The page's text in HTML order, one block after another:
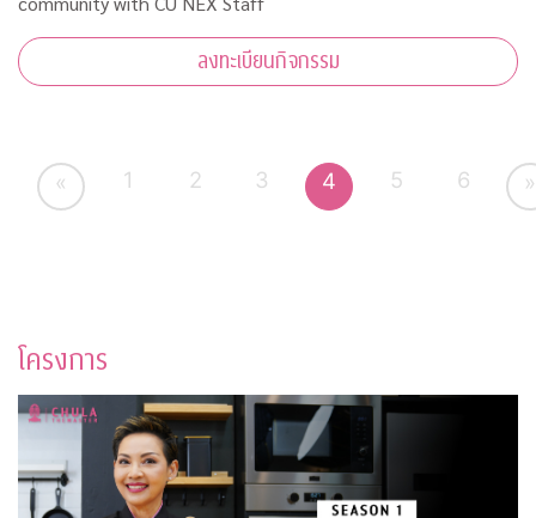
ลงทะเบียนกิจกรรม
« 1 2 3 4 5 6 »
โครงการ